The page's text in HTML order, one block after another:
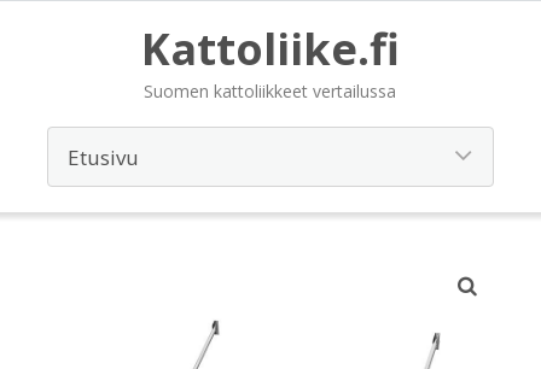
Kattoliike.fi
Suomen kattoliikkeet vertailussa